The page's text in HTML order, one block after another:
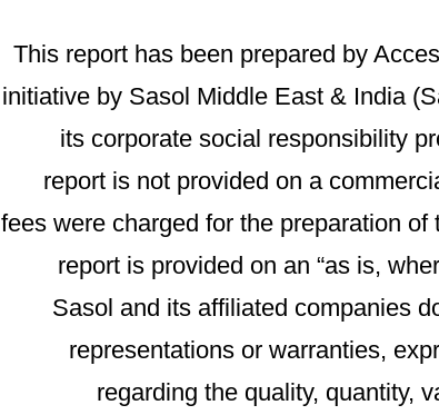
This report has been prepared by
initiative by Sasol Middle East & India
its corporate social responsibility
report is not provided on a
fees were charged for the preparation of
report is provided on an “as is,
Sasol and its affiliated companies
representations or warranties,
regarding the quality, quantity,